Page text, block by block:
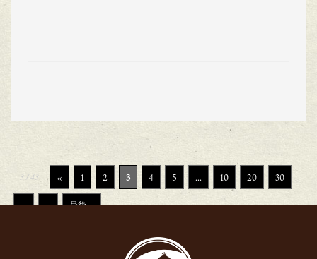
3 / 43 « 1 2 3 4 5 ... 10 20 30
... » 最後 »